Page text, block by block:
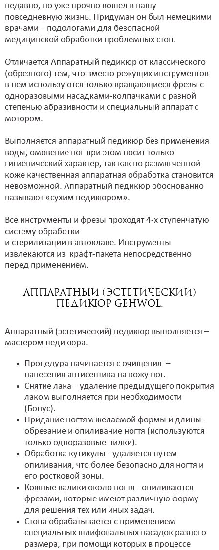
недавно, но уже прочно вошел в нашу
повседневную жизнь. Придуман он был немецкими
врачами – подологами для безопасной
медицинской обработки проблемных стоп.
Отличается Аппаратный педикюр от классического
(обрезного) тем, что вместо режущих инструментов
в нем используются только вращающиеся фрезы с
одноразовыми насадками-колпачками с разной
степенью абразивности и специальный аппарат с
мотором.
Выполняется аппаратный педикюр без применения
воды, омовение ног при этом носит только
гигиенический характер, так как по размягченной
коже качественная аппаратная обработка становится
невозможной. Аппаратный педикюр обоснованно
называют «сухим педикюром».
Все инструменты и фрезы проходят 4-х ступенчатую
систему обработки
и стерилизации в автоклаве. Инструменты
извлекаются из крафт-пакета непосредственно
перед применением.
Аппаратный (эстетический)
педикюр Gehwol.
Аппаратный (эстетический) педикюр выполняется –
мастером педикюра.
Процедура начинается с очищения –
нанесения антисептика на кожу ног.
Снятие лака – удаление предыдущего покрытия
лаком выполняется при необходимости
(Бонус).
Придание ногтям желаемой формы и длины -
обрезание и опиливание ногтя (используются
только одноразовые пилки).
Обработка кутикулы - удаляется путем
опиливания, что более безопасно для ногтя и
его ростковой зоны.
Кожные валики около ногтя - опиливаются
фрезами, которые имеют различную форму
для решения тех или иных задач.
Стопа обрабатывается с применением
специальных шлифовальных насадок разного
размера, при помощи которых в процессе